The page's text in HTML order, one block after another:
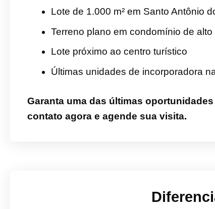
Lote de 1.000 m² em Santo Antônio
Terreno plano em condomínio de alto
Lote próximo ao centro turístico
Últimas unidades de incorporadora
Garanta uma das últimas
contato agora e agende sua visita.